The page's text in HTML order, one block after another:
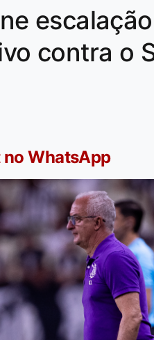
contra o
no WhatsApp